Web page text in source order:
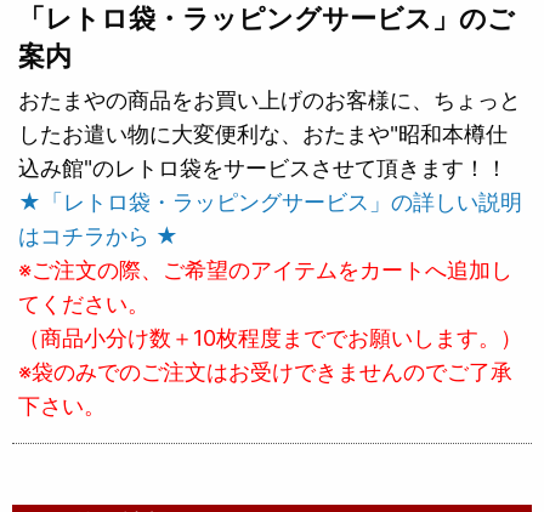
「レトロ袋・ラッピングサービス」のご
案内
おたまやの商品をお買い上げのお客様に、ちょっと
したお遣い物に大変便利な、おたまや"昭和本樽仕
込み館"のレトロ袋をサービスさせて頂きます！！
★「レトロ袋・ラッピングサービス」の詳しい説明
はコチラから ★
※ご注文の際、ご希望のアイテムをカートへ追加し
てください。
（商品小分け数＋10枚程度まででお願いします。）
※袋のみでのご注文はお受けできませんのでご了承
下さい。